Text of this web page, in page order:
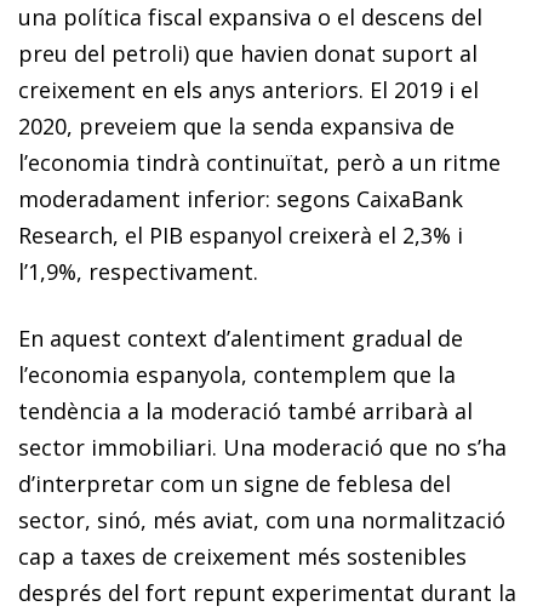
una política fiscal expansiva o el descens del
preu del petroli) que havien donat suport al
creixement en els anys anteriors. El 2019 i el
2020, preveiem que la senda expansiva de
l’economia tindrà continuïtat, però a un ritme
moderadament inferior: segons CaixaBank
Research, el PIB espanyol creixerà el 2,3% i
l’1,9%, respectivament.
En aquest context d’alentiment gradual de
l’economia espanyola, contemplem que la
tendència a la moderació també arribarà al
sector immobiliari. Una moderació que no s’ha
d’interpretar com un signe de feblesa del
sector, sinó, més aviat, com una normalització
cap a taxes de creixement més sostenibles
després del fort repunt experimentat durant la